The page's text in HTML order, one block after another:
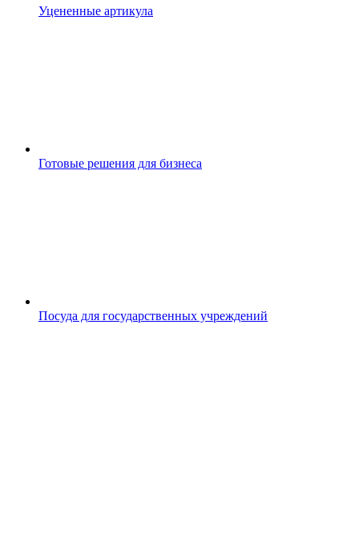
Уцененные артикула
Готовые решения для бизнеса
Посуда для государственных учреждений